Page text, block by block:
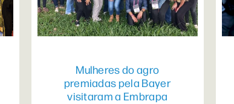
Mulheres do agro
premiadas pela Bayer
visitaram a Embrapa